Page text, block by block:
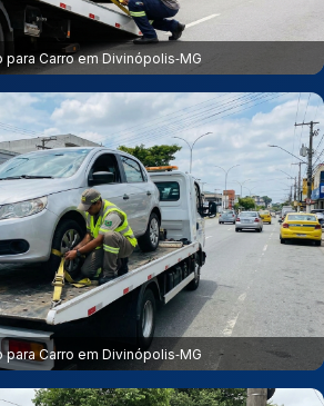
para Carro em Divinópolis‑MG
para Carro em Divinópolis‑MG